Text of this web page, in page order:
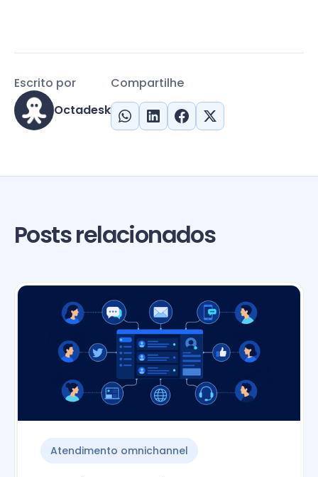
Compartilhe
Escrito por
Octadesk
Posts relacionados
Atendimento omnichannel